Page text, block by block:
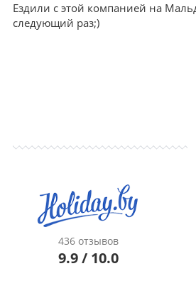
Ездили с этой компанией на
следующий раз;)
436 отзывов
9.9 / 10.0